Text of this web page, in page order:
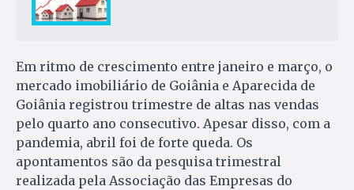
Em ritmo de crescimento entre janeiro e março, o
mercado imobiliário de Goiânia e Aparecida de
Goiânia registrou trimestre de altas nas vendas
pelo quarto ano consecutivo. Apesar disso, com a
pandemia, abril foi de forte queda. Os
apontamentos são da pesquisa trimestral
realizada pela Associação das Empresas do